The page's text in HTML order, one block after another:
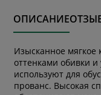
ОПИСАНИЕ
Изысканное
оттенками обивки
используют для
прованс. Высокая